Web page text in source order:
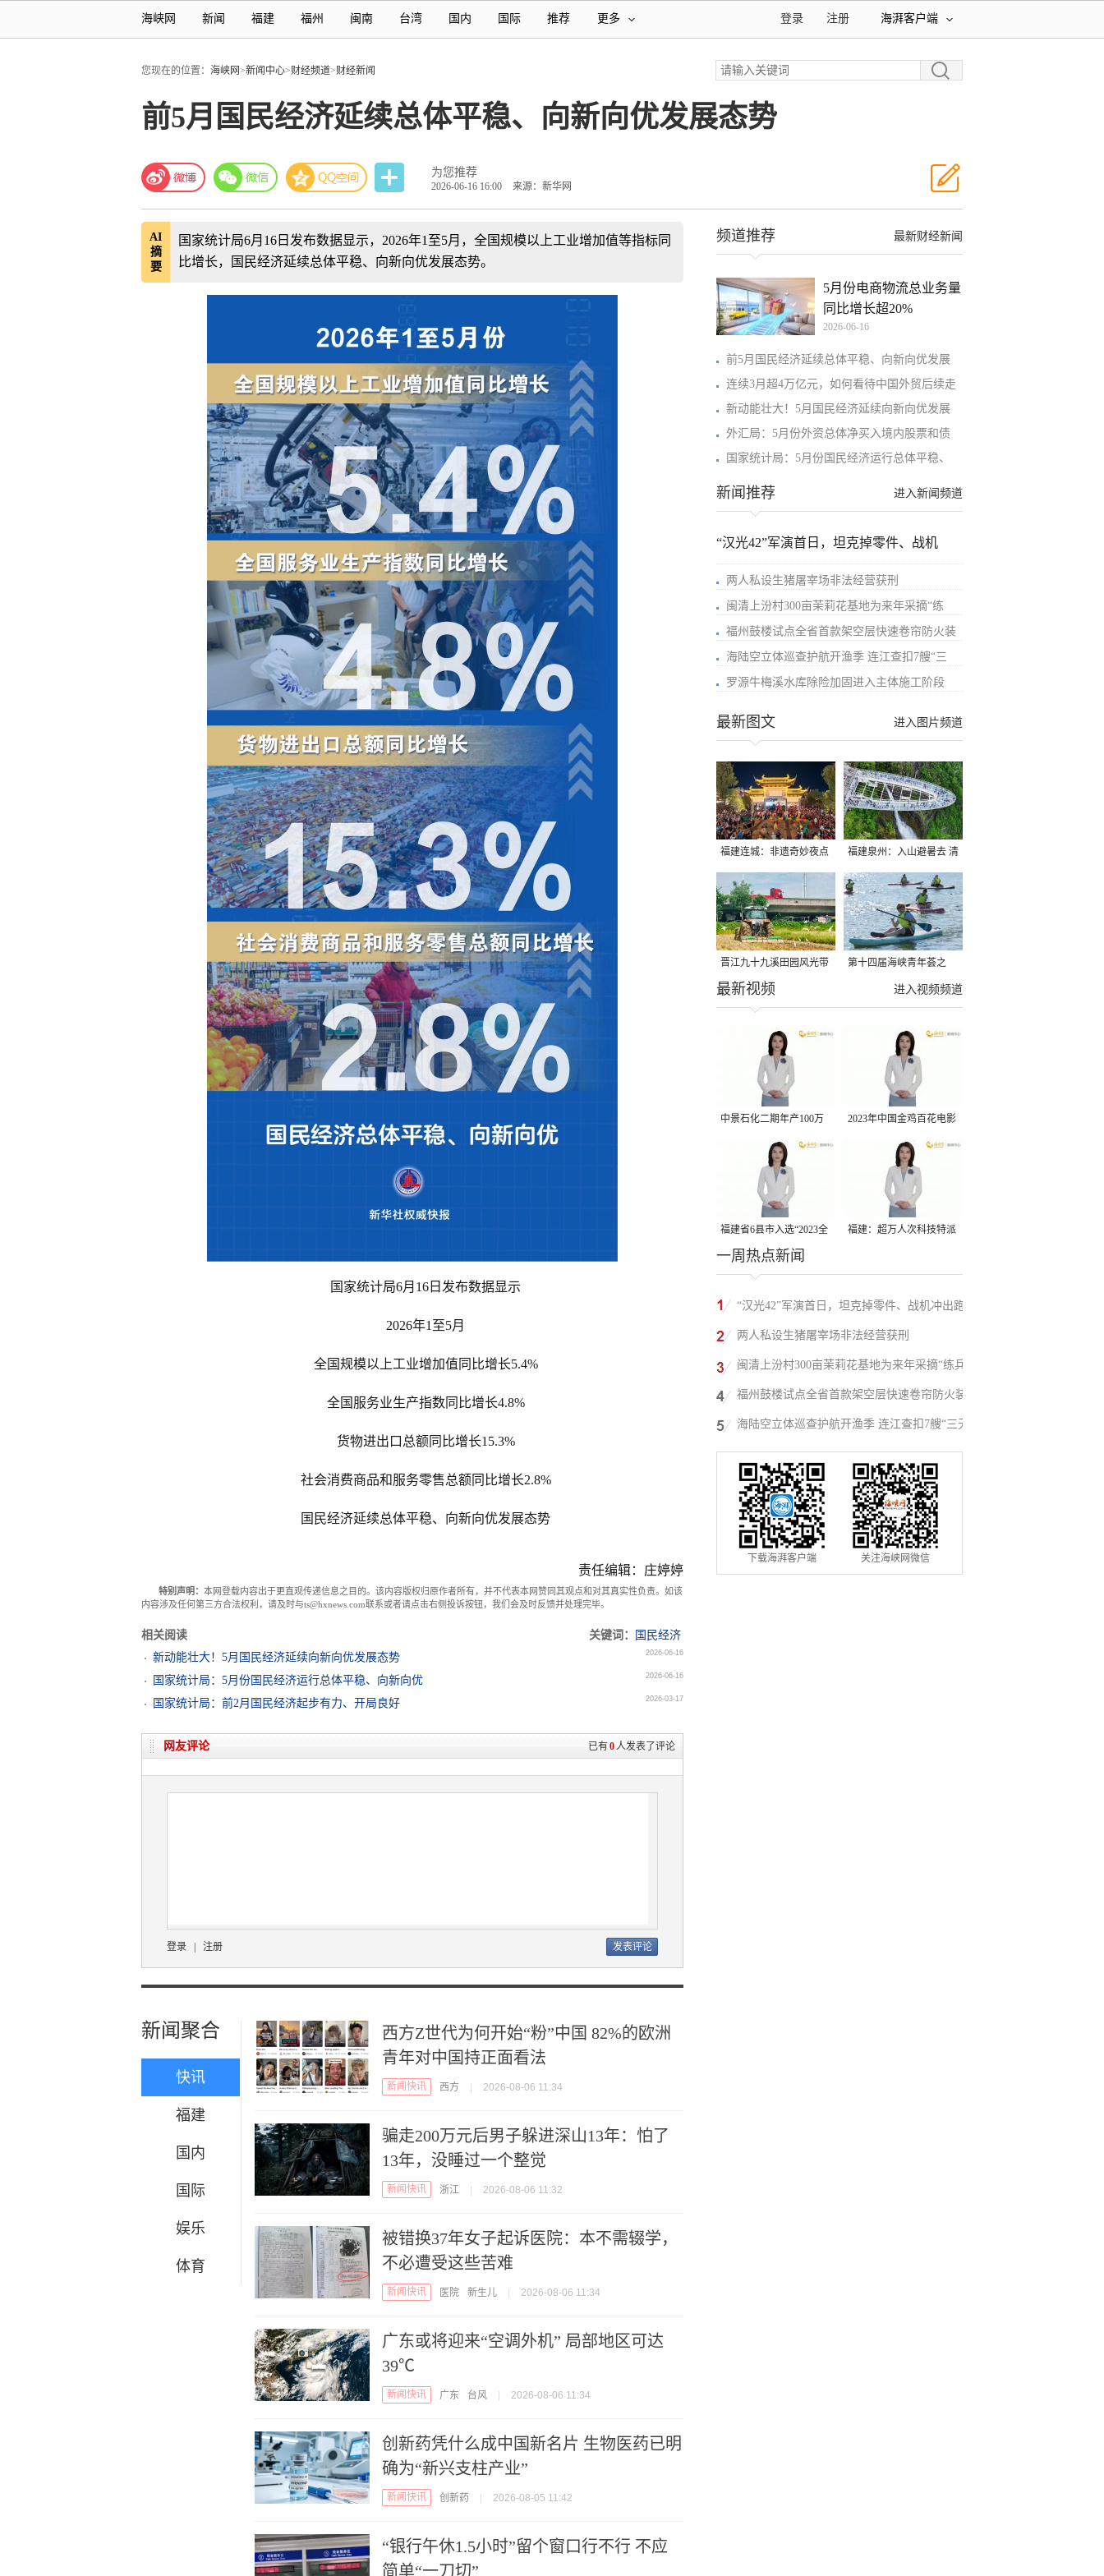
海峡网 新闻 福建 福州 闽南 台湾 国内 国际 推荐 更多 海湃客户端
注册
登录
您现在的位置： 海峡网>新闻中心>财经频道>财经新闻
前5月国民经济延续总体平稳、向新向优发展态势
为您推荐
2026-06-16 16:00 来源：新华网
AI
摘
要
国家统计局6月16日发布数据显示，2026年1至5月，全国规模以上工业增加值等指标同
比增长，国民经济延续总体平稳、向新向优发展态势。
国家统计局6月16日发布数据显示
2026年1至5月
全国规模以上工业增加值同比增长5.4%
全国服务业生产指数同比增长4.8%
货物进出口总额同比增长15.3%
社会消费商品和服务零售总额同比增长2.8%
国民经济延续总体平稳、向新向优发展态势
责任编辑：庄婷婷
特别声明： 本网登载内容出于更直观传递信息之目的。该内容版权归原作者所有，并不代表本网赞同其观点和对其真实性负责。如该
内容涉及任何第三方合法权利，请及时与ts@hxnews.com联系或者请点击右侧投诉按钮，我们会及时反馈并处理完毕。
相关阅读 关键词：
国民经济
新动能壮大！5月国民经济延续向新向优发展态势
2026-06-16
国家统计局：5月份国民经济运行总体平稳、向新向优 2026-06-16
国家统计局：前2月国民经济起步有力、开局良好 2026-03-17
已有0人发表了评论
网友评论
登录 注册
新闻聚合
快讯
福建
国内
国际
娱乐
体育
西方Z世代为何开始“粉”中国 82%的欧洲
青年对中国持正面看法
新闻快讯 西方 2026-08-06 11:34
骗走200万元后男子躲进深山13年：怕了
13年，没睡过一个整觉
新闻快讯 浙江 2026-08-06 11:32
被错换37年女子起诉医院：本不需辍学，
不必遭受这些苦难
新闻快讯 医院 新生儿 2026-08-06 11:34
广东或将迎来“空调外机” 局部地区可达
39℃
新闻快讯 广东 台风 2026-08-06 11:34
创新药凭什么成中国新名片 生物医药已明
确为“新兴支柱产业”
新闻快讯 创新药 2026-08-05 11:42
“银行午休1.5小时”留个窗口行不行 不应
简单“一刀切”
最新财经新闻
频道推荐
5月份电商物流总业务量
同比增长超20%
2026-06-16
前5月国民经济延续总体平稳、向新向优发展
连续3月超4万亿元，如何看待中国外贸后续走
新动能壮大！5月国民经济延续向新向优发展
外汇局：5月份外资总体净买入境内股票和债
国家统计局：5月份国民经济运行总体平稳、
进入新闻频道
新闻推荐
“汉光42”军演首日，坦克掉零件、战机
两人私设生猪屠宰场非法经营获刑
闽清上汾村300亩茉莉花基地为来年采摘“练
福州鼓楼试点全省首款架空层快速卷帘防火装
海陆空立体巡查护航开渔季 连江查扣7艘“三
罗源牛梅溪水库除险加固进入主体施工阶段
进入图片频道
最新图文
福建连城：非遗奇妙夜点
亮夏夜
福建泉州：入山避暑去 清
凉好惬意
晋江九十九溪田园风光带
千亩早稻迎来成熟收割季
第十四届海峡青年荟之
2026榕台青年大学生水上
进入视频频道
最新视频
中景石化二期年产100万
吨丙烷脱氢项目建成中交
2023年中国金鸡百花电影
节有福电影巡展31日启动
福建省6县市入选“2023全
国县域发展潜力百强县”
福建：超万人次科技特派
一周热点新闻
“汉光42”军演首日，坦克掉零件、战机冲出跑
道、赖清德逃跑……螺丝都拧不紧，台军能打
两人私设生猪屠宰场非法经营获刑
闽清上汾村300亩茉莉花基地为来年采摘“练兵”
福州鼓楼试点全省首款架空层快速卷帘防火装
置
海陆空立体巡查护航开渔季 连江查扣7艘“三无”
船舶
下载海湃客户端 关注海峡网微信